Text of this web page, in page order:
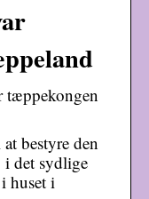
tæppekongen
bestyre den
i det sydlige
huset i